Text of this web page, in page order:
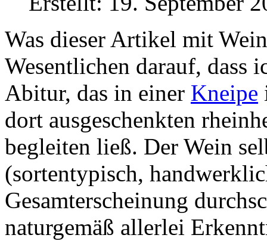
Was dieser Artikel mit
Wesentlichen darauf, dass
Abitur, das in einer Kneipe
dort ausgeschenkten
begleiten ließ. Der Wein
(sortentypisch,
Gesamterscheinung
naturgemäß allerlei